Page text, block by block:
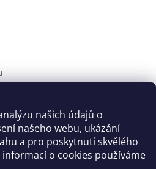
našich údajů o
našeho webu, ukázání
a pro poskytnutí skvělého
o cookies používáme
OBLEČENÍ